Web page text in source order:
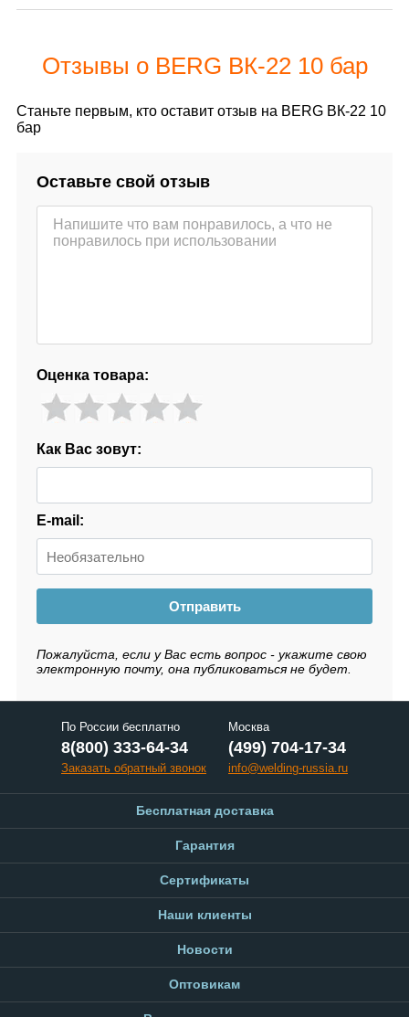
Отзывы о BERG ВК-22 10 бар
Станьте первым, кто оставит отзыв на BERG ВК-22 10
бар
Оставьте свой отзыв
Оценка товара:
Как Вас зовут:
E-mail:
Отправить
Пожалуйста, если у Вас есть вопрос - укажите свою
электронную почту, она публиковаться не будет.
По России бесплатно
8(800) 333-64-34
Заказать обратный звонок
Москва
(499) 704-17-34
info@welding-russia.ru
Бесплатная доставка
Гарантия
Сертификаты
Наши клиенты
Новости
Оптовикам